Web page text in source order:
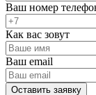
Ваш номер
Как вас зовут
Ваш email